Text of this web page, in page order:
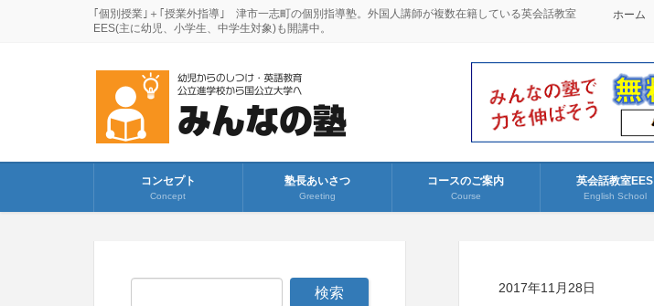
｢個別授業｣＋｢授業外指導｣ 津市一志町の個別指導塾。外国人講師が複数在籍している英会話教室
EES(主に幼児、小学生、中学生対象)も開講中。
ホーム
コンセプト
Concept
塾長あいさつ
Greeting
コースのご案内
Course
英会話教室EES
English School
2017年11月28日